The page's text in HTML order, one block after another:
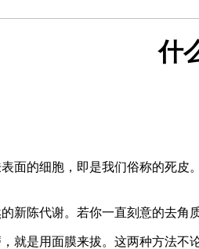
什
的细胞，即是我们俗称的死皮
陈代谢。若你一直刻意的去角
是用面膜来拔。这两种方法不